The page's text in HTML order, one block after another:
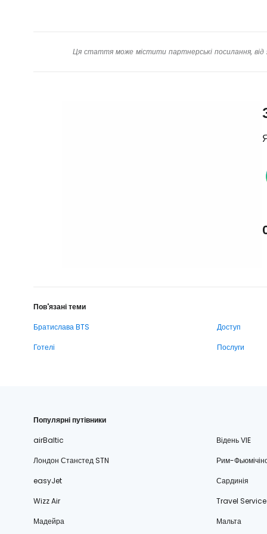
Ця стаття може містити партнерські посилання,
Пов'язані теми
Братислава BTS
Доступ
Готелі
Послуги
Популярні путівники
airBaltic
Відень VIE
Лондон Станстед STN
Рим-
easyJet
Сардинія
Wizz Air
Travel Service
Мадейра
Мальта